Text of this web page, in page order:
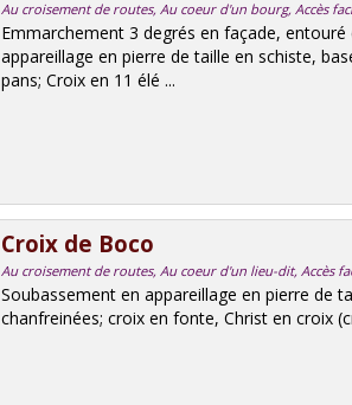
Au croisement de routes, Au coeur d'un bourg, Accès
Emmarchement 3 degrés en façade,
appareillage en pierre de taille en schiste,
pans; Croix en 11 élé ...
Croix de Boco
Au croisement de routes, Au coeur d'un lieu-dit, Accès
Soubassement en appareillage en pierre de
chanfreinées; croix en fonte, Christ en croix